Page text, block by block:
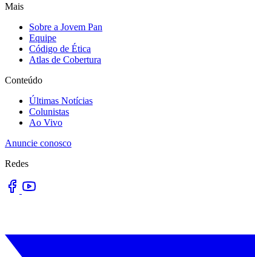
Mais
Sobre a Jovem Pan
Equipe
Código de Ética
Atlas de Cobertura
Conteúdo
Últimas Notícias
Colunistas
Ao Vivo
Anuncie conosco
Redes